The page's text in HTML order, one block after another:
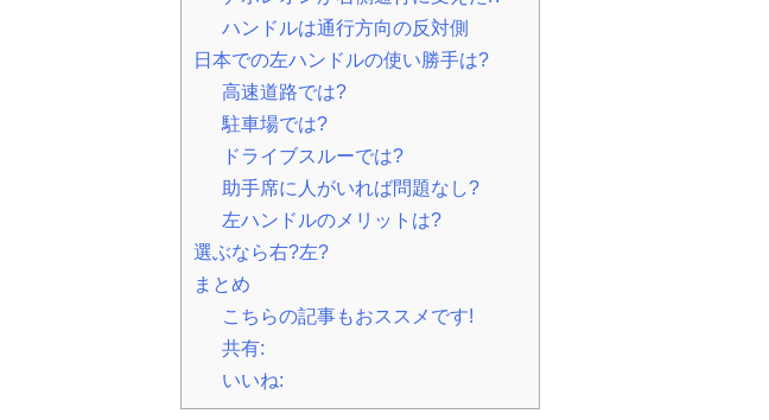
ハンドルは通行方向の反対側
日本での左ハンドルの使い勝手は?
高速道路では?
駐車場では?
ドライブスルーでは?
助手席に人がいれば問題なし?
左ハンドルのメリットは?
選ぶなら右?左?
まとめ
こちらの記事もおススメです!
共有:
いいね: